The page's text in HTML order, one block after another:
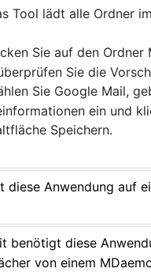
Sie Google Mail,
ein und
Speichern.
diese Anwendung auf
benötigt diese
von einem
dieser Anwendung
ein Gmail-Konto